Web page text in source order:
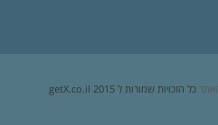
כל הזכויות שמורות ל getX.co.il 2015